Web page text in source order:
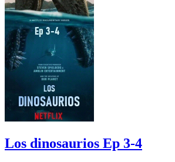
Los dinosaurios Ep 3-4